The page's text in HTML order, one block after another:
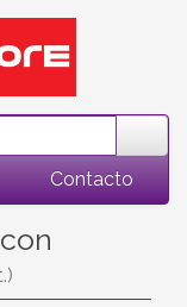
Contacto